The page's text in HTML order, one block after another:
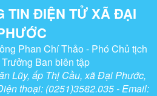
TIN ĐIỆN TỬ XÃ ĐẠI
Phan Chí Thảo - Phó Chủ tịch
Ban biên tập
Lũy, ấp Thị Cầu, xã Đại Phước,
thoại: (0251)3582.035 - Email: